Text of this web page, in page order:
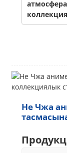
Не Чжа